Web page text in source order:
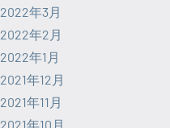
2022年3月
2022年2月
2022年1月
2021年12月
2021年11月
2021年10月